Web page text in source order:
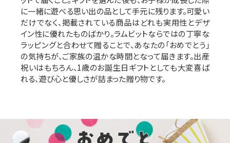
に一緒に遊べる思い出の品として手元に残ります。可愛い
だけでなく、掲載されている商品はどれも実用性とデザ
イン性に優れたものばかり。ラムビットならではの丁寧な
ラッピングと合わせて贈ることで、あなたの「おめでとう」
の気持ちが、ご家族の温かな時間となって届きます。出産
祝いはもちろん、1歳のお誕生日ギフトとしても大変喜ば
れる、遊び心と優しさが詰まった贈り物です。